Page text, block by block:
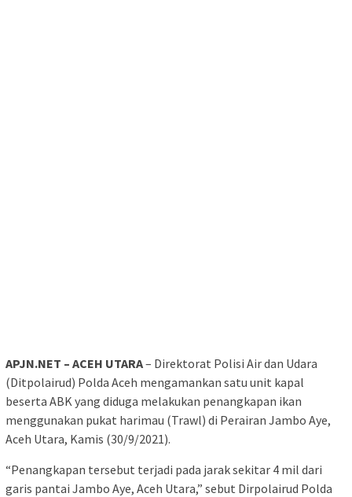
APJN.NET – ACEH UTARA– Direktorat Polisi Air dan Udara
(Ditpolairud) Polda Aceh mengamankan satu unit kapal
beserta ABK yang diduga melakukan penangkapan ikan
menggunakan pukat harimau (Trawl) di Perairan Jambo Aye,
Aceh Utara, Kamis (30/9/2021).
“Penangkapan tersebut terjadi pada jarak sekitar 4 mil dari
garis pantai Jambo Aye, Aceh Utara,” sebut Dirpolairud Polda